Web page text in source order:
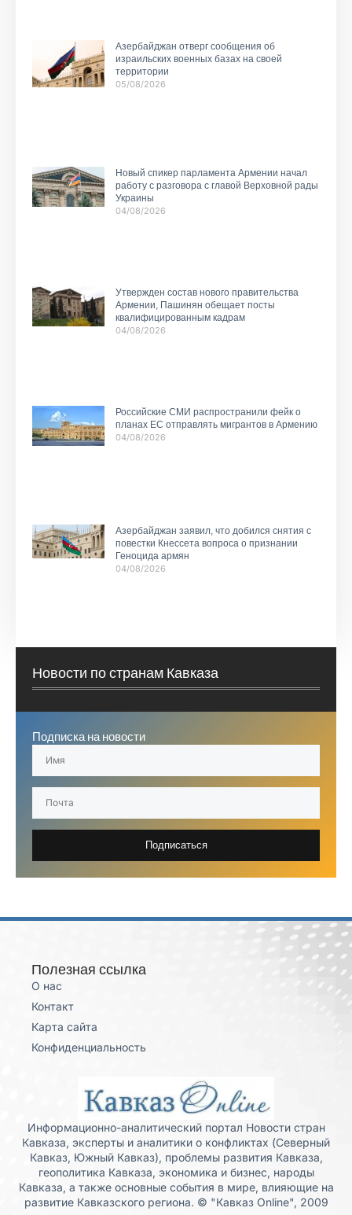
Азербайджан отверг сообщения об
израильских военных базах на своей
территории
05/08/2026
Новый спикер парламента Армении начал
работу с разговора с главой Верховной рады
Украины
04/08/2026
Утвержден состав нового правительства
Армении, Пашинян обещает посты
квалифицированным кадрам
04/08/2026
Российские СМИ распространили фейк о
планах ЕС отправлять мигрантов в Армению
04/08/2026
Азербайджан заявил, что добился снятия с
повестки Кнессета вопроса о признании
Геноцида армян
04/08/2026
Новости по странам Кавказа
Подписка на новости
Подписаться
Полезная ссылка
О нас
Контакт
Карта сайта
Конфиденциальность
Информационно-аналитический портал Новости стран
Кавказа, эксперты и аналитики о конфликтах (Северный
Кавказ, Южный Кавказ), проблемы развития Кавказа,
геополитика Кавказа, экономика и бизнес, народы
Кавказа, а также основные события в мире, влияющие на
развитие Кавказского региона. © "Кавказ Online", 2009